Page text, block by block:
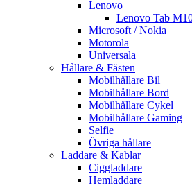
Lenovo
Lenovo Tab
Microsoft / Nokia
Motorola
Universala
Hållare & Fästen
Mobilhållare Bil
Mobilhållare Bord
Mobilhållare Cykel
Mobilhållare Gaming
Selfie
Övriga hållare
Laddare & Kablar
Ciggladdare
Hemladdare